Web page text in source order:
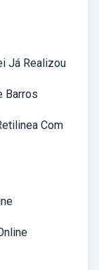
Já Realizou
Barros
Com